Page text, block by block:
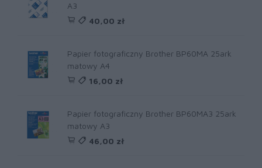
A3
40,00 zł
Papier fotograficzny Brother BP60MA 25ark
matowy A4
16,00 zł
Papier fotograficzny Brother BP60MA3 25ark
matowy A3
46,00 zł